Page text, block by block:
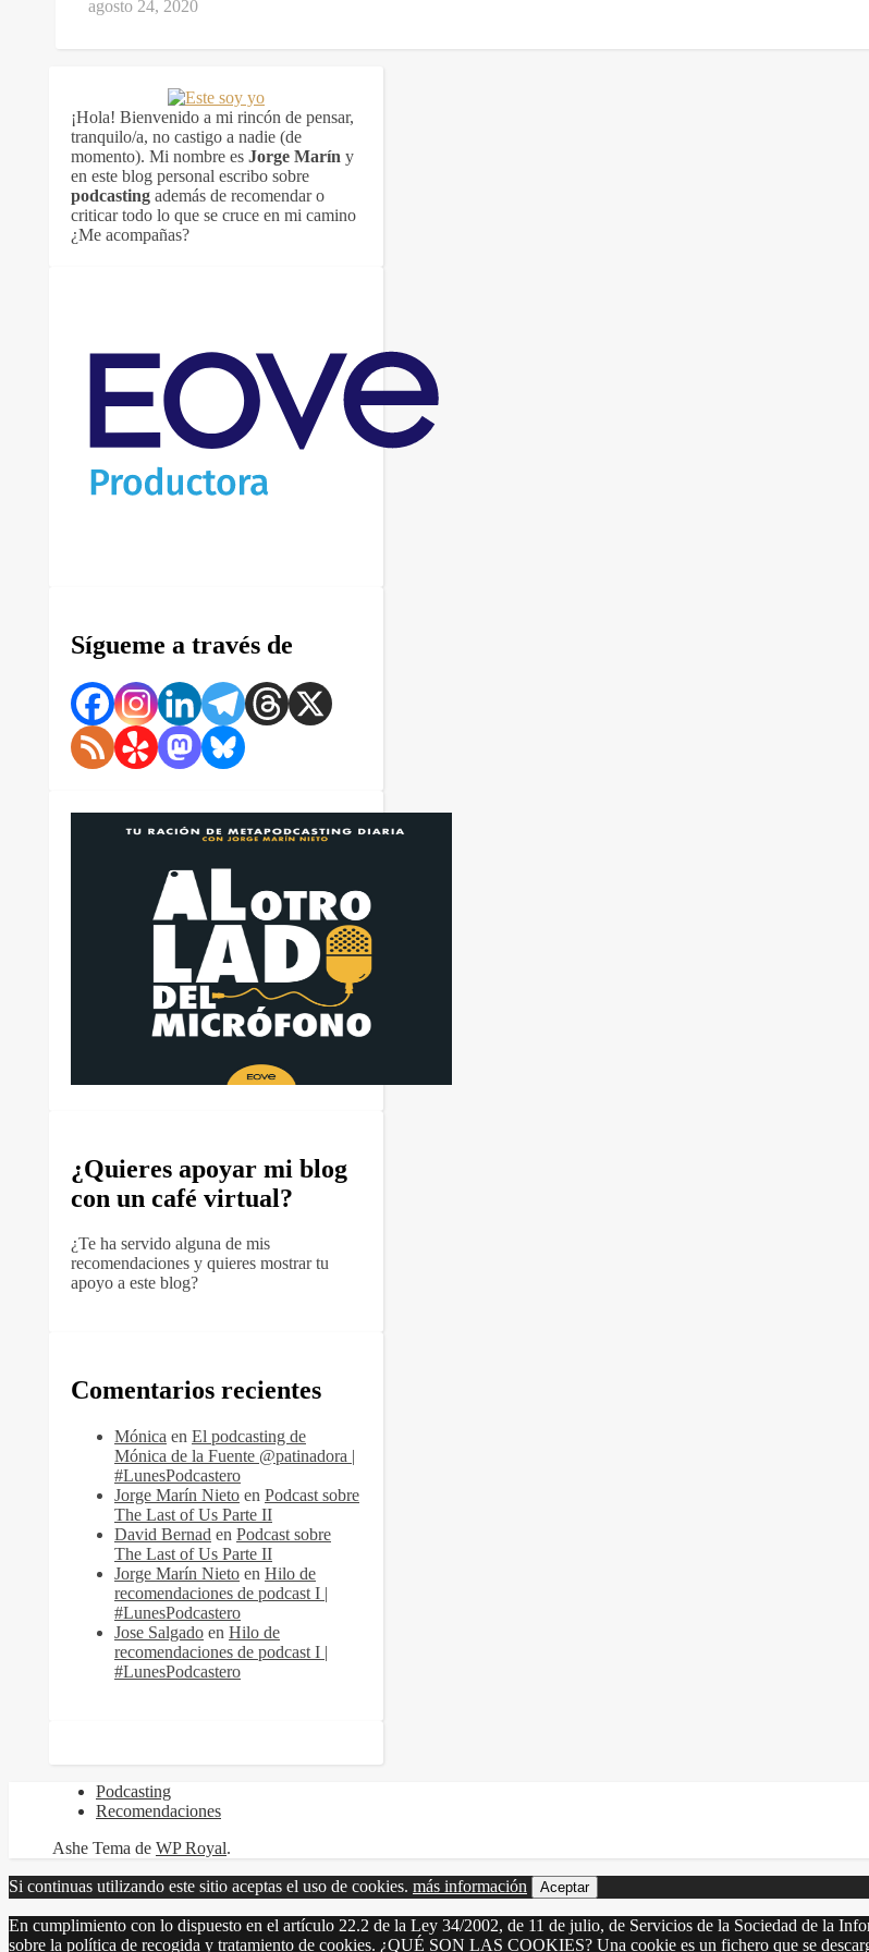
agosto 24, 2020
¡Hola! Bienvenido a mi rincón de pensar,
tranquilo/a, no castigo a nadie (de
momento). Mi nombre es Jorge Marín y
en este blog personal escribo sobre
podcasting además de recomendar o
criticar todo lo que se cruce en mi camino
¿Me acompañas?
Sígueme a través de
¿Quieres apoyar mi blog
con un café virtual?
¿Te ha servido alguna de mis
recomendaciones y quieres mostrar tu
apoyo a este blog?
Comentarios recientes
Mónica en El podcasting de
Mónica de la Fuente @patinadora |
#LunesPodcastero
Jorge Marín Nieto en Podcast sobre
The Last of Us Parte II
David Bernad en Podcast sobre
The Last of Us Parte II
Jorge Marín Nieto en Hilo de
recomendaciones de podcast I |
#LunesPodcastero
Jose Salgado en Hilo de
recomendaciones de podcast I |
#LunesPodcastero
Podcasting
Recomendaciones
Ashe Tema de WP Royal.
Si continuas utilizando este sitio aceptas el uso de cookies. más información Aceptar
En cumplimiento con lo dispuesto en el artículo 22.2 de la Ley 34/2002, de 11 de julio, de Servicios de la Sociedad de la
sobre la política de recogida y tratamiento de cookies. ¿QUÉ SON LAS COOKIES? Una cookie es un fichero que se